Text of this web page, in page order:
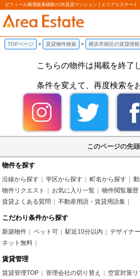
ゼフィール横濱阪東橋駅の1K賃貸マンション | エリアエステート
TOPページ 賃貸物件検索 横浜市南区の賃貸情報
こちらの物件は掲載を終了
条件を変えて、再度検索を
このページの先
物件を探す
沿線から探す 学区から探す 町名から探す
物件リクエスト
お気に入り一覧 物件閲覧履歴
賃貸よくある質問
不動産用語・賃貸用語集
こだわり条件から探す
新築物件 ペット可 駅近10分以内 デザイナ
ネット無料
賃貸管理
賃貸管理TOP 管理会社の切り替え
空室対策リ